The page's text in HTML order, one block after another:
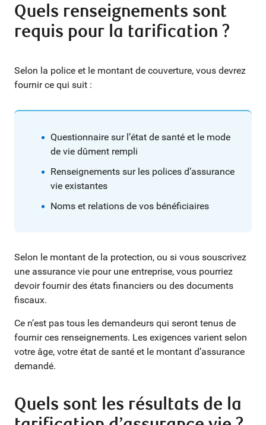
Quels renseignements sont
requis pour la tarification ?
Selon la police et le montant de couverture, vous devrez
fournir ce qui suit :
Questionnaire sur l’état de santé et le mode
de vie dûment rempli
Renseignements sur les polices d’assurance
vie existantes
Noms et relations de vos bénéficiaires
Selon le montant de la protection, ou si vous souscrivez
une assurance vie pour une entreprise, vous pourriez
devoir fournir des états financiers ou des documents
fiscaux.
Ce n’est pas tous les demandeurs qui seront tenus de
fournir ces renseignements. Les exigences varient selon
votre âge, votre état de santé et le montant d’assurance
demandé.
Quels sont les résultats de la